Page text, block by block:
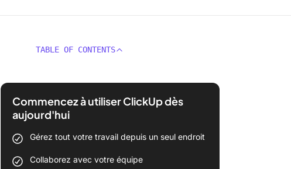
TABLE OF CONTENTS
Commencez à utiliser ClickUp dès
aujourd'hui
Gérez tout votre travail depuis un seul endroit
Collaborez avec votre équipe